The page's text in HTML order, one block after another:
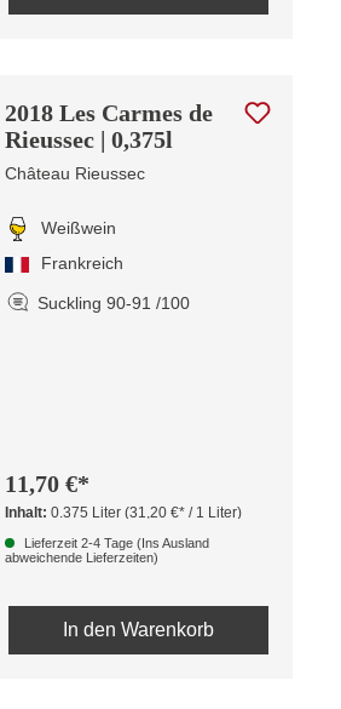
2018 Les Carmes de
Rieussec | 0,375l
Château Rieussec
Weißwein
Frankreich
Suckling 90-91 /100
11,70 €*
Inhalt:0.375 Liter(31,20 €* / 1 Liter)
Lieferzeit 2-4 Tage (Ins Ausland
abweichende Lieferzeiten)
In den Warenkorb